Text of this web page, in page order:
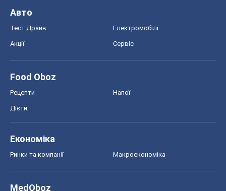
Авто
Тест Драйв Електромобілі
Акції Сервіс
Food Oboz
Рецепти Напої
Дієти
Економіка
Ринки та компанії Макроекономіка
MedOboz